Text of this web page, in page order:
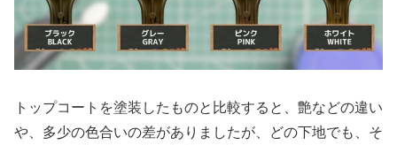
トップコートを塗装したものと比較すると、艶などの違い
や、多少の色合いの差がありましたが、どの下地でも、そ